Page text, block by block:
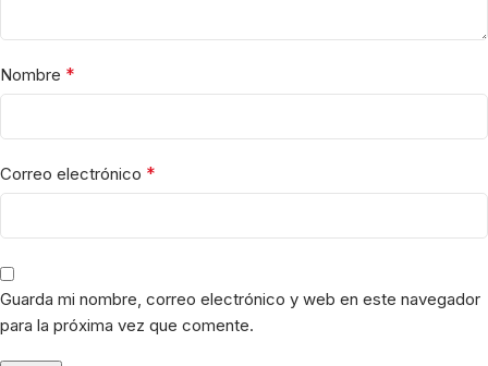
Nombre *
Correo electrónico *
Guarda mi nombre, correo electrónico y web en este navegador
para la próxima vez que comente.